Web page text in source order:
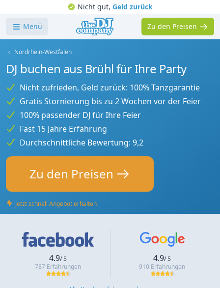
Nicht gut,Geld zurück
Menü Zu den Preisen
Nordrhein-Westfalen
DJ buchen aus Brühl für Ihre Party
Nicht zufrieden, Geld zurück: 100% Tanzgarantie
Gratis Stornierung bis zu 2 Wochen vor der Feier
100% passender DJ für Ihre Feier
Fast 15 Jahre Erfahrung
Durchschnittliche Bewertung: 9,2
Zu den Preisen
Jetzt schnell Angebot erhalten
4.9/ 5
787 Erfahrungen
4.9/ 5
910 Erfahrungen